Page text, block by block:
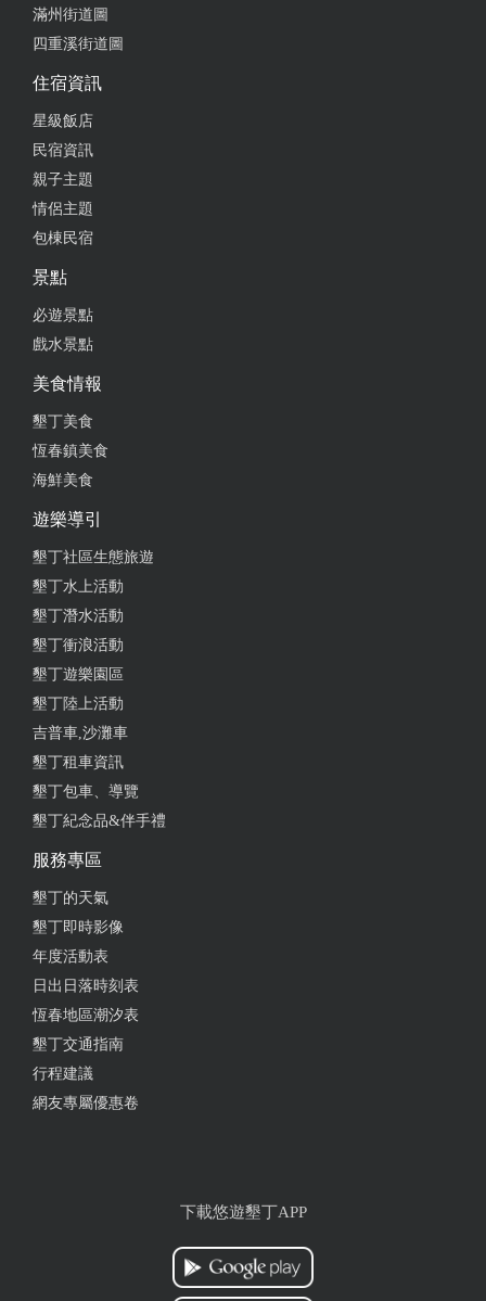
滿州街道圖
四重溪街道圖
住宿資訊
星級飯店
民宿資訊
親子主題
情侶主題
包棟民宿
景點
必遊景點
戲水景點
美食情報
墾丁美食
恆春鎮美食
海鮮美食
遊樂導引
墾丁社區生態旅遊
墾丁水上活動
墾丁潛水活動
墾丁衝浪活動
墾丁遊樂園區
墾丁陸上活動
吉普車,沙灘車
墾丁租車資訊
墾丁包車、導覽
墾丁紀念品&伴手禮
服務專區
墾丁的天氣
墾丁即時影像
年度活動表
日出日落時刻表
恆春地區潮汐表
墾丁交通指南
行程建議
網友專屬優惠卷
下載悠遊墾丁APP